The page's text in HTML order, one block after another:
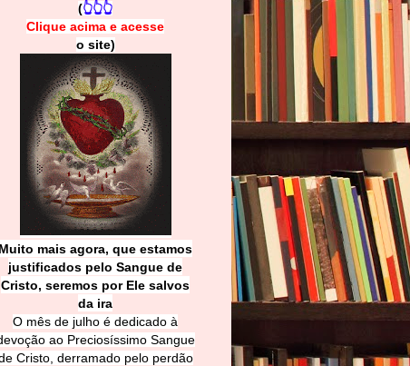
(👆👆👆
Clique acima e acesse
o site)
Muito mais agora, que estamos
justificados pelo Sangue de
Cristo, seremos por Ele salvos
da ira
O mês de julho é dedicado à
ao Preciosíssimo Sangue
Cristo, derramado pelo perdão